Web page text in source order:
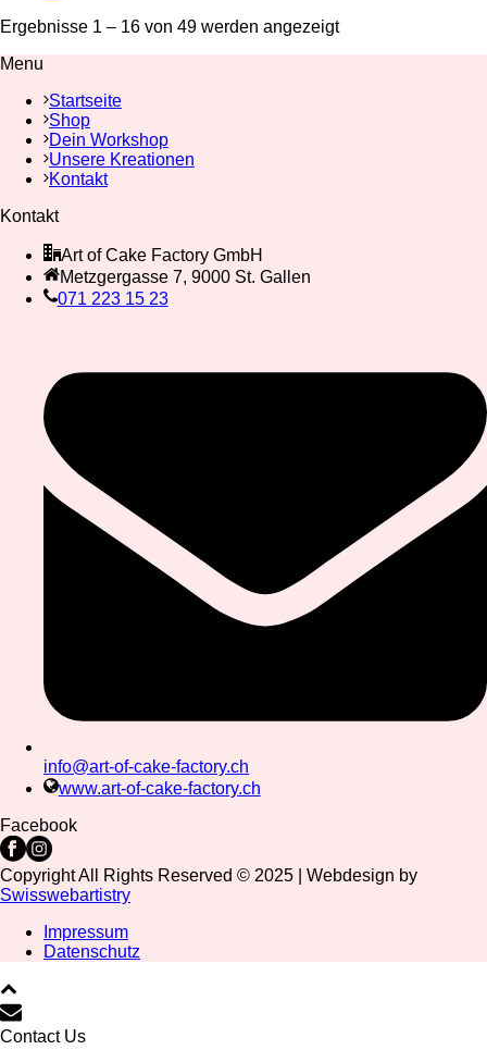
Ergebnisse 1 – 16 von 49 werden angezeigt
Menu
Startseite
Shop
Dein Workshop
Unsere Kreationen
Kontakt
Kontakt
Art of Cake Factory GmbH
Metzgergasse 7, 9000 St. Gallen
071 223 15 23
info@art-of-cake-factory.ch
www.art-of-cake-factory.ch
Facebook
Copyright All Rights Reserved © 2025 | Webdesign by
Swisswebartistry
Impressum
Datenschutz
Contact Us